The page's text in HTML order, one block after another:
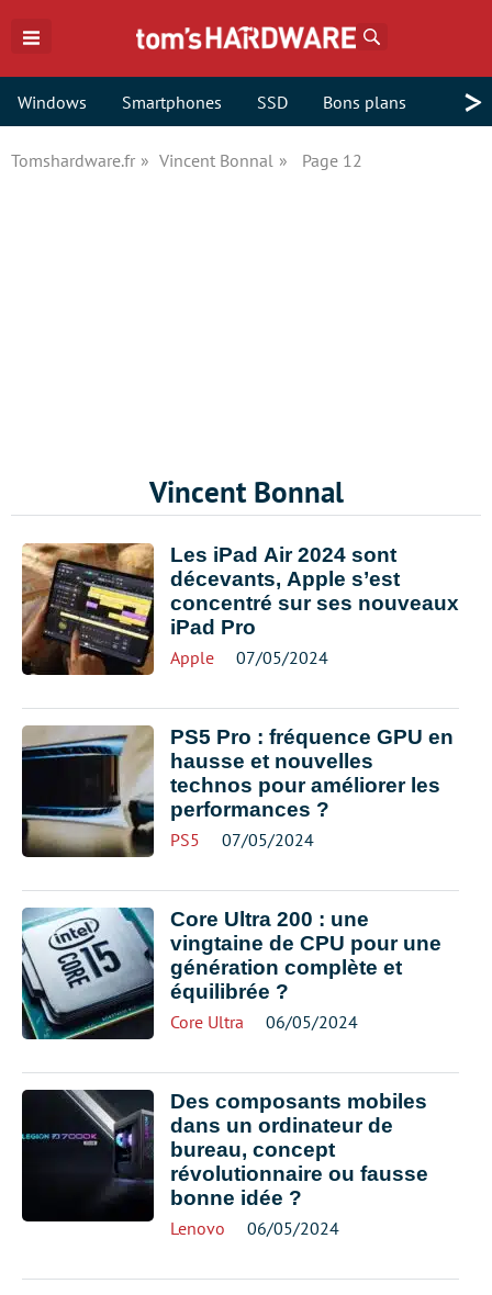
Windows Smartphones SSD Bons plans >
Tomshardware.fr Vincent Bonnal Page 12
Vincent Bonnal
Les iPad Air 2024 sont
décevants, Apple s’est
concentré sur ses nouveaux
iPad Pro
Apple 07/05/2024
PS5 Pro : fréquence GPU en
hausse et nouvelles
technos pour améliorer les
performances ?
PS5 07/05/2024
Core Ultra 200 : une
vingtaine de CPU pour une
génération complète et
équilibrée ?
Core Ultra 06/05/2024
Des composants mobiles
dans un ordinateur de
bureau, concept
révolutionnaire ou fausse
bonne idée ?
Lenovo 06/05/2024